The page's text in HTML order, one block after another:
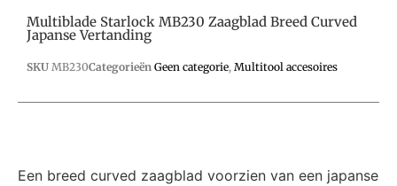
Multiblade Starlock MB230 Zaagblad Breed Curved
Japanse Vertanding
SKU MB230Categorieën Geen categorie, Multitool accesoires
Een breed curved zaagblad voorzien van een japanse